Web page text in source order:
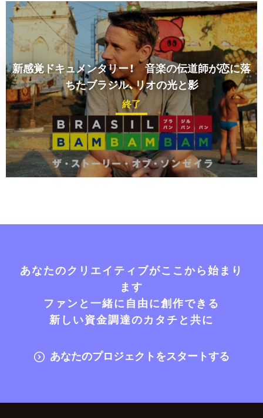
新感覚ドキュメンタリー！ 音楽の伝道師が恋に落
ちたブラジル、リオの光と影
終了
あなたのクリエイティブがここから始まり
ます
ファンと一緒に自由に創作できる
新しい資金調達のカタチと共に
あなたのプロジェクトをスタートする